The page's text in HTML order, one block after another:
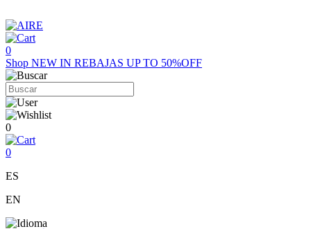
0
Shop NEW IN REBAJAS UP TO 50%OFF
0
0
ES
EN